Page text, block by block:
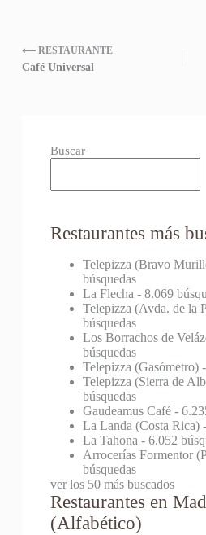
⟵ RESTAURANTE
Café Universal
Buscar
Restaurantes más
Telepizza (Bravo
búsquedas
La Flecha - 8.069
Telepizza (Avda. de la
búsquedas
Los Borrachos de
búsquedas
Telepizza (Gasómetro)-
Telepizza (Sierra de
búsquedas
Gaudeamus Café-
La Landa (Costa Rica)-
La Tahona - 6.052
Arrocerías Formentor
búsquedas
ver los 50 más buscados
Restaurantes en
(Alfabético)